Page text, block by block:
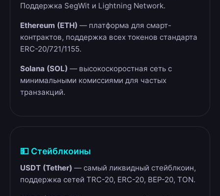
Поддержка SegWit и Lightning Network.
Ethereum (ETH) — платформа для смарт-
контрактов, поддержка всех токенов стандарта
ERC-20/721/1155.
Solana (SOL) — высокоскоростная сеть с
минимальными комиссиями для частых
транзакций.
💵 Стейблкоины
USDT (Tether) — самый ликвидный стейблкоин,
поддержка сетей TRC-20, ERC-20, BEP-20, TON.